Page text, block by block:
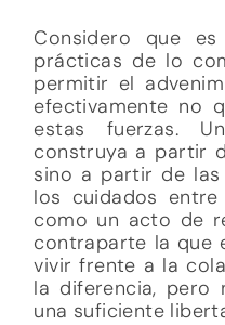
Considero que
prácticas de lo
permitir el
efectivamente no
estas fuerzas.
construya a partir
sino a partir de
los cuidados
como un acto de
contraparte la que
vivir frente a la
la diferencia, pero
una suficiente